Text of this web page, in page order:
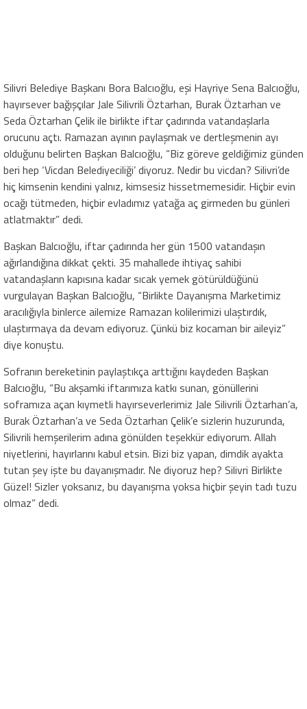
Silivri Belediye Başkanı Bora Balcıoğlu, eşi Hayriye Sena Balcıoğlu,
hayırsever bağışçılar Jale Silivrili Öztarhan, Burak Öztarhan ve
Seda Öztarhan Çelik ile birlikte iftar çadırında vatandaşlarla
orucunu açtı. Ramazan ayının paylaşmak ve dertleşmenin ayı
olduğunu belirten Başkan Balcıoğlu, “Biz göreve geldiğimiz günden
beri hep ‘Vicdan Belediyeciliği’ diyoruz. Nedir bu vicdan? Silivri’de
hiç kimsenin kendini yalnız, kimsesiz hissetmemesidir. Hiçbir evin
ocağı tütmeden, hiçbir evladımız yatağa aç girmeden bu günleri
atlatmaktır” dedi.
Başkan Balcıoğlu, iftar çadırında her gün 1500 vatandaşın
ağırlandığına dikkat çekti. 35 mahallede ihtiyaç sahibi
vatandaşların kapısına kadar sıcak yemek götürüldüğünü
vurgulayan Başkan Balcıoğlu, “Birlikte Dayanışma Marketimiz
aracılığıyla binlerce ailemize Ramazan kolilerimizi ulaştırdık,
ulaştırmaya da devam ediyoruz. Çünkü biz kocaman bir aileyiz”
diye konuştu.
Sofranın bereketinin paylaştıkça arttığını kaydeden Başkan
Balcıoğlu, “Bu akşamki iftarımıza katkı sunan, gönüllerini
soframıza açan kıymetli hayırseverlerimiz Jale Silivrili Öztarhan’a,
Burak Öztarhan’a ve Seda Öztarhan Çelik’e sizlerin huzurunda,
Silivrili hemşerilerim adına gönülden teşekkür ediyorum. Allah
niyetlerini, hayırlarını kabul etsin. Bizi biz yapan, dimdik ayakta
tutan şey işte bu dayanışmadır. Ne diyoruz hep? Silivri Birlikte
Güzel! Sizler yoksanız, bu dayanışma yoksa hiçbir şeyin tadı tuzu
olmaz” dedi.